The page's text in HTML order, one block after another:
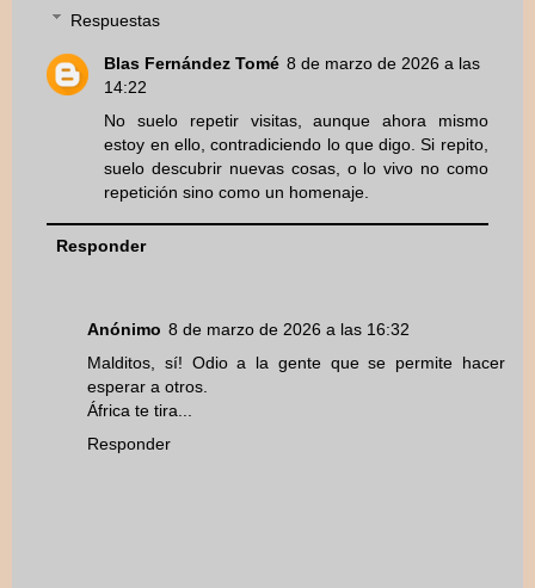
Respuestas
Blas Fernández Tomé 8 de marzo de 2026 a las
14:22
No suelo repetir visitas, aunque ahora mismo
estoy en ello, contradiciendo lo que digo. Si repito,
suelo descubrir nuevas cosas, o lo vivo no como
repetición sino como un homenaje.
Responder
Anónimo 8 de marzo de 2026 a las 16:32
Malditos, sí! Odio a la gente que se permite hacer
esperar a otros.
África te tira...
Responder